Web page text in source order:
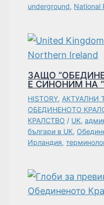
underground, National
ЗАЩО
Е СИНОНИМ НА
HISTORY, АКТУАЛНИ
ОБЕДИНЕНОТО
КРАЛСТВО / UK,
българи в UK,
Ирландия,